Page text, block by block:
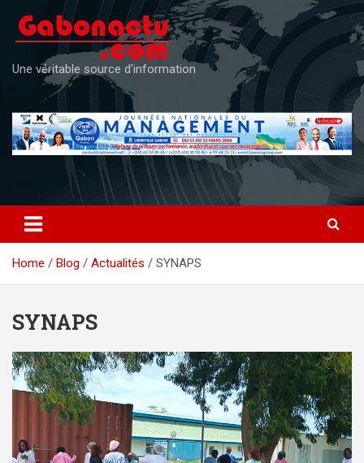
content
Une véritable source d'information
Home Blog Actualités SYNAPS
SYNAPS